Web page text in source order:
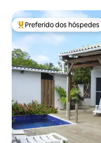
Entre os melhores
Preferido dos hóspedes